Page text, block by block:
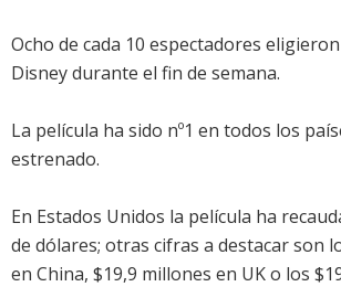
Ocho de cada 10 espectadores
Disney durante el fin de semana.
La película ha sido nº1 en todos los
estrenado.
En Estados Unidos la película ha
de dólares; otras cifras a destacar son
en China, $19,9 millones en UK o los